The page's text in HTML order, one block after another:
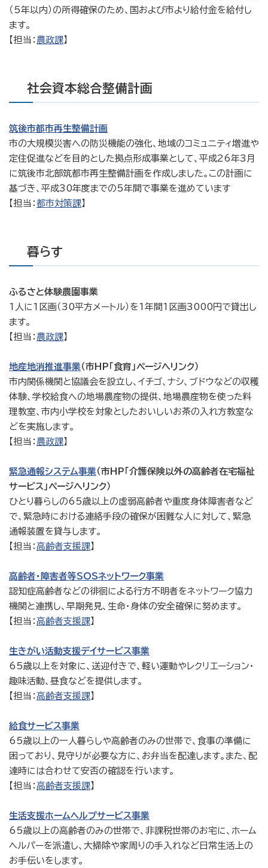
（5年以内）の所得確保のため、国および市より給付金を給付し
ます。
【担当： 農政課】
社会資本総合整備計画
筑後市都市再生整備計画
市の大規模災害への防災機能の強化、地域のコミュニティ増進や
定住促進などを目的とした拠点形成事業として、平成26年3月
に筑後市北部筑都市再生整備計画を作成しました。この計画に
基づき、平成30年度までの5年間で事業を進めています
【担当： 都市対策課】
暮らす
ふるさと体験農園事業
1人に1区画（30平方メートル）を1年間1区画3000円で貸出し
ます。
【担当： 農政課】
地産地消推進事業（市HP「食育」ページへリンク）
市内関係機関と協議会を設立し、イチゴ、ナシ、ブドウなどの収穫
体験、学校給食への地場農産物の提供、地場農産物を使った料
理教室、市内小学校を対象としたおいしいお茶の入れ方教室な
どを実施します。
【担当： 農政課】
緊急通報システム事業（市HP「介護保険以外の高齢者在宅福祉
サービス」ページへリンク）
ひとり暮らしの65歳以上の虚弱高齢者や重度身体障害者など
で、緊急時における連絡手段の確保が困難な人に対して、緊急
通報装置を貸与します。
【担当： 高齢者支援課】
高齢者・障害者等SOSネットワーク事業
認知症高齢者などの徘徊による行方不明者をネットワーク協力
機関と連携し、早期発見、生命・身体の安全確保に努めます。
【担当： 高齢者支援課】
生きがい活動支援デイサービス事業
65歳以上を対象に、送迎付きで、軽い運動やレクリエーション・
趣味活動、昼食などを提供します。
【担当： 高齢者支援課】
給食サービス事業
65歳以上の一人暮らしや高齢者のみの世帯で、食事の準備に
困っており、見守りが必要な方に、お弁当を配達します。また、配
達時には合わせて安否の確認を行います。
【担当： 高齢者支援課】
生活支援ホームヘルプサービス事業
65歳以上の高齢者のみの世帯で、非課税世帯のお宅に、ホーム
ヘルパーを派遣し、大掃除や家周りの手入れなど日常生活上の
お手伝いをします。